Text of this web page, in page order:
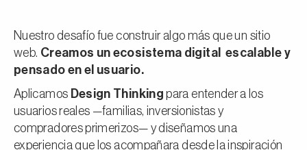
Nuestro desafío fue construir algo más que un sitio
web. Creamos un ecosistema digital escalable y
pensado en el usuario.
Aplicamos Design Thinking para entender a los
usuarios reales —familias, inversionistas y
compradores primerizos— y diseñamos una
experiencia que los acompañara desde la inspiración